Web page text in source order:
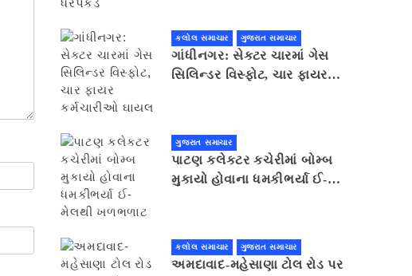
કલોલ સમાચાર ગુજરાત સમાચાર
ગાંધીનગર: સેક્ટર ચારમાં ગેસ
સિલિન્ડર વિસ્ફોટ, ચાર ફાયર
ગુજરાત સમાચાર
પાટણ કલેકટર કચેરીમાં બોમ્બ
મુકાયો હોવાના ધમકીભર્યા ઈ-
કલોલ સમાચાર ગુજરાત સમાચાર
અમદાવાદ-મહેસાણા ટોલ રોડ પર